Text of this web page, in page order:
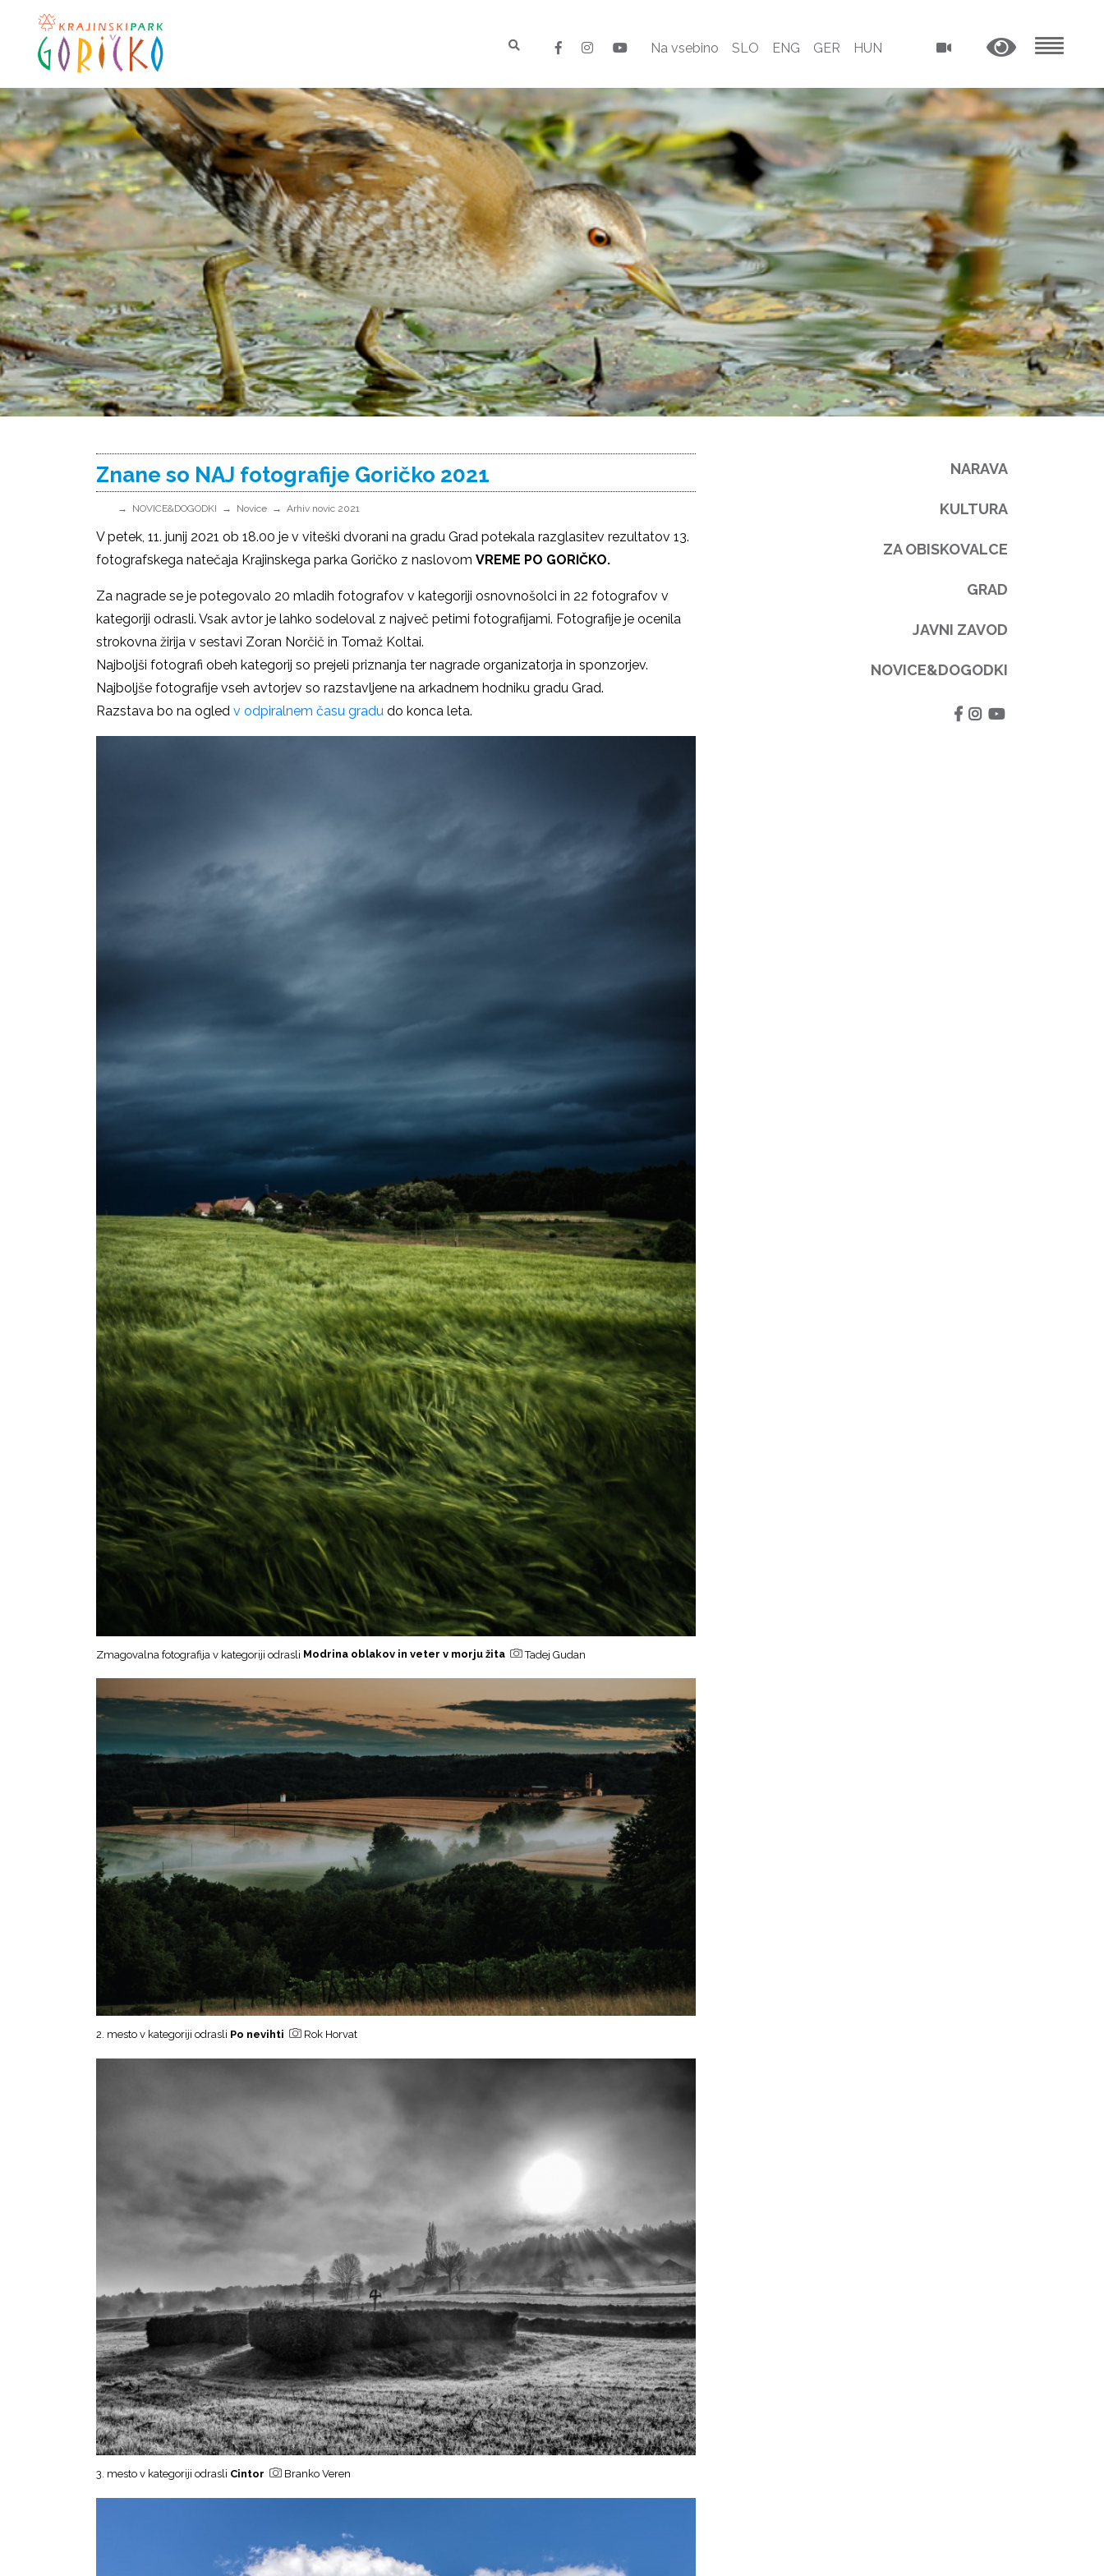
Na vsebino SLO ENG GER HUN
Znane so NAJ fotografije Goričko 2021
NOVICE&DOGODKI Novice Arhiv novic 2021
V petek, 11. junij 2021 ob 18.00 je v viteški dvorani na gradu Grad potekala razglasitev rezultatov 13.
fotografskega natečaja Krajinskega parka Goričko z naslovom VREME PO GORIČKO.
Za nagrade se je potegovalo 20 mladih fotografov v kategoriji osnovnošolci in 22 fotografov v
kategoriji odrasli. Vsak avtor je lahko sodeloval z največ petimi fotografijami. Fotografije je ocenila
strokovna žirija v sestavi Zoran Norčič in Tomaž Koltai.
Najboljši fotografi obeh kategorij so prejeli priznanja ter nagrade organizatorja in sponzorjev.
Najboljše fotografije vseh avtorjev so razstavljene na arkadnem hodniku gradu Grad.
Razstava bo na ogled v odpiralnem času gradu do konca leta.
Zmagovalna fotografija v kategoriji odrasli Modrina oblakov in veter v morju žita Tadej Gudan
2. mesto v kategoriji odrasli Po nevihti Rok Horvat
3. mesto v kategoriji odrasli Cintor Branko Veren
NARAVA
KULTURA
ZA OBISKOVALCE
GRAD
JAVNI ZAVOD
NOVICE&DOGODKI